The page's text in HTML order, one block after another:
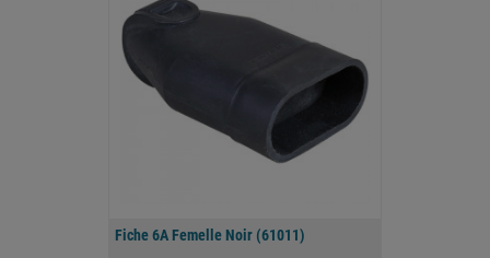
Fiche 6A Femelle Noir (61011)